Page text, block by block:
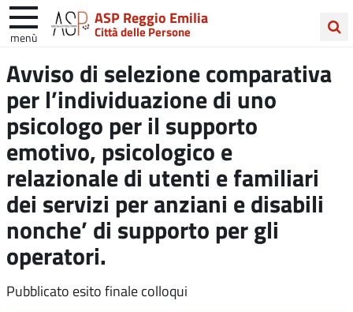
ASP Reggio Emilia
Città delle Persone
menù
nel
sito
Avviso di selezione comparativa
per l’individuazione di uno
psicologo per il supporto
emotivo, psicologico e
relazionale di utenti e familiari
dei servizi per anziani e disabili
nonche’ di supporto per gli
operatori.
Pubblicato esito finale colloqui